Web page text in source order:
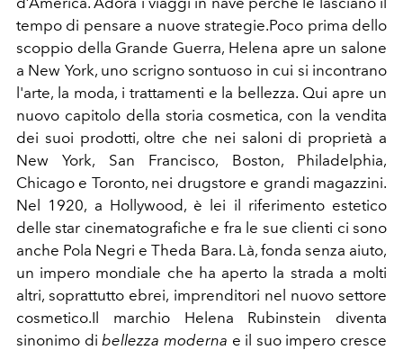
tempo di pensare a nuove strategie.Poco prima dello
scoppio della Grande Guerra, Helena apre un salone
a New York, uno scrigno sontuoso in cui si incontrano
l'arte, la moda, i trattamenti e la bellezza. Qui apre un
nuovo capitolo della storia cosmetica, con la vendita
dei suoi prodotti, oltre che nei saloni di proprietà a
New York, San Francisco, Boston, Philadelphia,
Chicago e Toronto, nei drugstore e grandi magazzini.
Nel 1920, a Hollywood, è lei il riferimento estetico
delle star cinematografiche e fra le sue clienti ci sono
anche Pola Negri e Theda Bara. Là, fonda senza aiuto,
un impero mondiale che ha aperto la strada a molti
altri, soprattutto ebrei, imprenditori nel nuovo settore
cosmetico.Il marchio Helena Rubinstein diventa
sinonimo di bellezza moderna e il suo impero cresce